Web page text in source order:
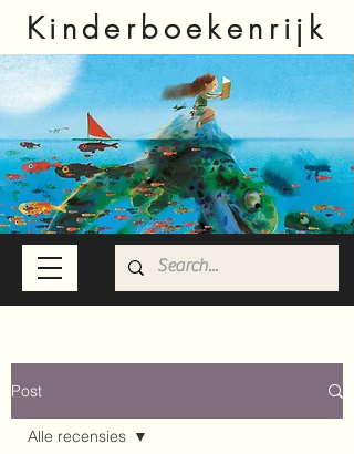
Kinderboekenrijk
Post
Alle recensies